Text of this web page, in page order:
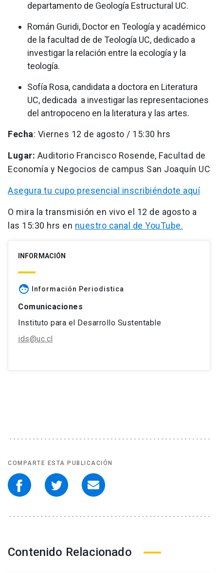
departamento de Geología Estructural UC.
Román Guridi, Doctor en Teología y académico
de la facultad de de Teología UC, dedicado a
investigar la relación entre la ecología y la
teología.
Sofía Rosa, candidata a doctora en Literatura
UC, dedicada a investigar las representaciones
del antropoceno en la literatura y las artes.
Fecha: Viernes 12 de agosto / 15:30 hrs
Lugar: Auditorio Francisco Rosende, Facultad de
Economía y Negocios de campus San Joaquín UC
Asegura tu cupo presencial inscribiéndote aquí
O mira la transmisión en vivo el 12 de agosto a
las 15:30 hrs en nuestro canal de YouTube.
INFORMACIÓN
face Información Periodistica
Comunicaciones
Instituto para el Desarrollo Sustentable
ids@uc.cl
COMPARTE ESTA PUBLICACIÓN
Contenido Relacionado